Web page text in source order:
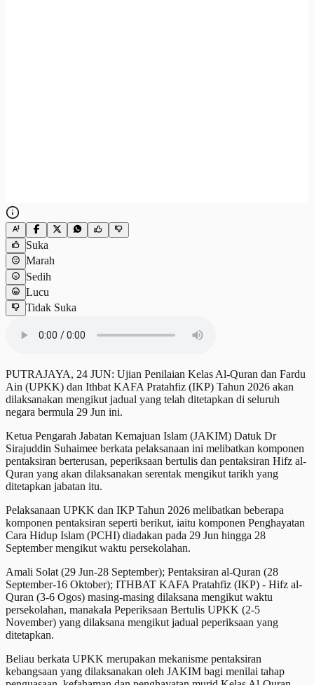
Suka
Marah
Sedih
Lucu
Tidak Suka
PUTRAJAYA, 24 JUN: Ujian Penilaian Kelas Al-Quran dan Fardu
Ain (UPKK) dan Ithbat KAFA Pratahfiz (IKP) Tahun 2026 akan
dilaksanakan mengikut jadual yang telah ditetapkan di seluruh
negara bermula 29 Jun ini.
Ketua Pengarah Jabatan Kemajuan Islam (JAKIM) Datuk Dr
Sirajuddin Suhaimee berkata pelaksanaan ini melibatkan komponen
pentaksiran berterusan, peperiksaan bertulis dan pentaksiran Hifz al-
Quran yang akan dilaksanakan serentak mengikut tarikh yang
ditetapkan jabatan itu.
Pelaksanaan UPKK dan IKP Tahun 2026 melibatkan beberapa
komponen pentaksiran seperti berikut, iaitu komponen Penghayatan
Cara Hidup Islam (PCHI) diadakan pada 29 Jun hingga 28
September mengikut waktu persekolahan.
Amali Solat (29 Jun-28 September); Pentaksiran al-Quran (28
September-16 Oktober); ITHBAT KAFA Pratahfiz (IKP) - Hifz al-
Quran (3-6 Ogos) masing-masing dilaksana mengikut waktu
persekolahan, manakala Peperiksaan Bertulis UPKK (2-5
November) yang dilaksana mengikut jadual peperiksaan yang
ditetapkan.
Beliau berkata UPKK merupakan mekanisme pentaksiran
kebangsaan yang dilaksanakan oleh JAKIM bagi menilai tahap